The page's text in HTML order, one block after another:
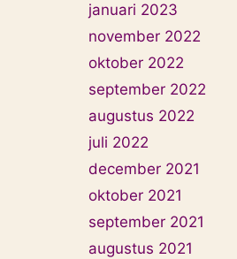
januari 2023
november 2022
oktober 2022
september 2022
augustus 2022
juli 2022
december 2021
oktober 2021
september 2021
augustus 2021